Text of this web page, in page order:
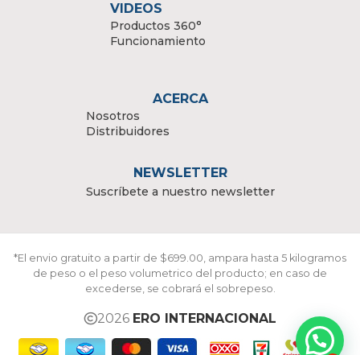
VIDEOS
Productos 360°
Funcionamiento
ACERCA
Nosotros
Distribuidores
NEWSLETTER
Suscríbete a nuestro newsletter
*El envio gratuito a partir de $699.00, ampara hasta 5 kilogramos
de peso o el peso volumetrico del producto; en caso de
excederse, se cobrará el sobrepeso.
2026 ERO INTERNACIONAL